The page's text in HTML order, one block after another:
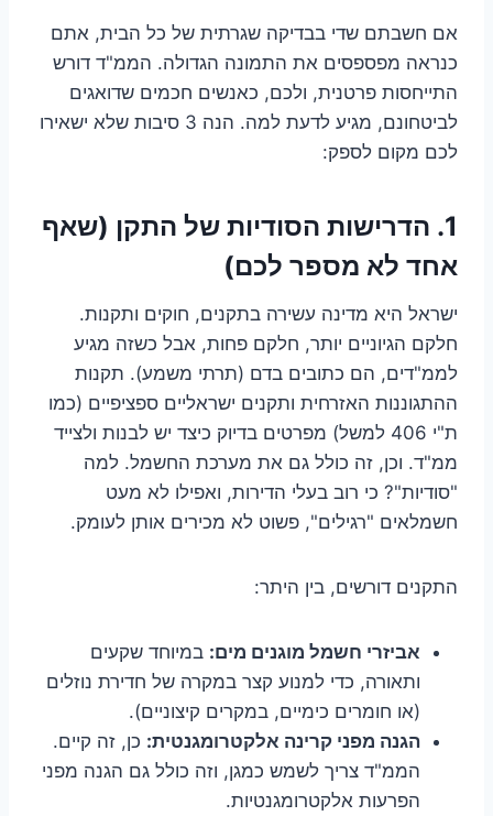
אם חשבתם שדי בבדיקה שגרתית של כל הבית, אתם
כנראה מפספסים את התמונה הגדולה. הממ"ד דורש
התייחסות פרטנית, ולכם, כאנשים חכמים שדואגים
לביטחונם, מגיע לדעת למה. הנה 3 סיבות שלא ישאירו
לכם מקום לספק:
1. הדרישות הסודיות של התקן (שאף
אחד לא מספר לכם)
ישראל היא מדינה עשירה בתקנים, חוקים ותקנות.
חלקם הגיוניים יותר, חלקם פחות, אבל כשזה מגיע
לממ"דים, הם כתובים בדם (תרתי משמע). תקנות
ההתגוננות האזרחית ותקנים ישראליים ספציפיים (כמו
ת"י 406 למשל) מפרטים בדיוק כיצד יש לבנות ולצייד
ממ"ד. וכן, זה כולל גם את מערכת החשמל. למה
"סודיות"? כי רוב בעלי הדירות, ואפילו לא מעט
חשמלאים "רגילים", פשוט לא מכירים אותן לעומק.
התקנים דורשים, בין היתר:
אביזרי חשמל מוגנים מים: במיוחד שקעים
ותאורה, כדי למנוע קצר במקרה של חדירת נוזלים
(או חומרים כימיים, במקרים קיצוניים).
הגנה מפני קרינה אלקטרומגנטית: כן, זה קיים.
הממ"ד צריך לשמש כמגן, וזה כולל גם הגנה מפני
הפרעות אלקטרומגנטיות.